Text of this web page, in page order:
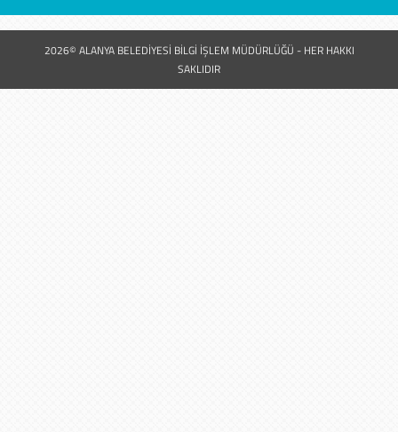
2026© ALANYA BELEDİYESİ BİLGİ İŞLEM MÜDÜRLÜĞÜ - HER HAKKI
SAKLIDIR